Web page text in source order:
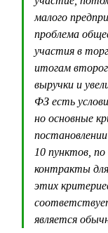
малого
проблема
участия в
итогам
выручки и
ФЗ есть
но основные
10 пунктов,
контракты
этих
является